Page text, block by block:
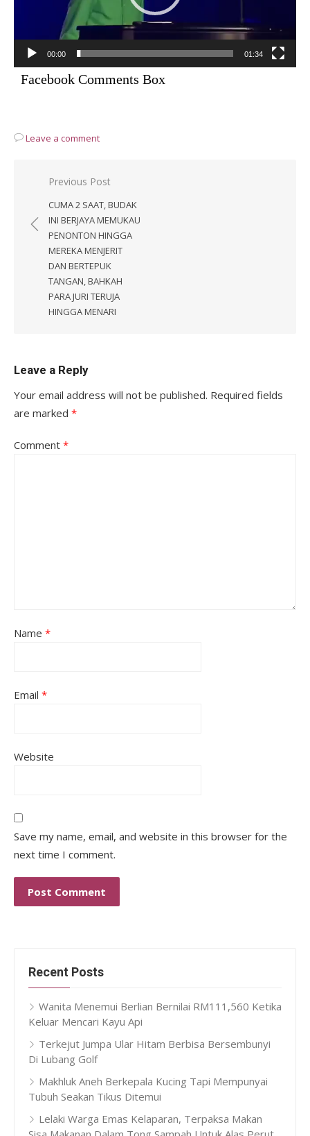
00:00 01:34
Facebook Comments Box
Leave a comment
Post
navigation
Previous Post
CUMA 2 SAAT, BUDAK
INI BERJAYA MEMUKAU
PENONTON HINGGA
MEREKA MENJERIT
DAN BERTEPUK
TANGAN, BAHKAH
PARA JURI TERUJA
HINGGA MENARI
Leave a Reply
Your email address will not be published. Required fields
are marked *
Comment *
Name *
Email *
Website
Save my name, email, and website in this browser for the
next time I comment.
Recent Posts
Wanita Menemui Berlian Bernilai RM111,560 Ketika
Keluar Mencari Kayu Api
Terkejut Jumpa Ular Hitam Berbisa Bersembunyi
Di Lubang Golf
Makhluk Aneh Berkepala Kucing Tapi Mempunyai
Tubuh Seakan Tikus Ditemui
Lelaki Warga Emas Kelaparan, Terpaksa Makan